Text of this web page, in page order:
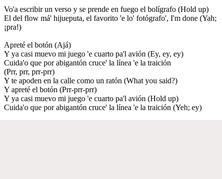
Vo'a escribir un verso y se prende en fuego el bolígrafo (Hold up)
El del flow má' hijueputa, el favorito 'e lo' fotógrafo', I'm done (Yah;
¡pra!)
Apreté el botón (Ajá)
Y ya casi muevo mi juego 'e cuarto pa'l avión (Ey, ey, ey)
Cuida'o que por abigantón cruce' la línea 'e la traición
(Prr, prr, prr-prr)
Y te apoden en la calle como un ratón (What you said?)
Y apreté el botón (Prr-prr-prr)
Y ya casi muevo mi juego 'e cuarto pa'l avión (Hold up)
Cuida'o que por abigantón cruce' la línea 'e la traición (Yeh; ey)